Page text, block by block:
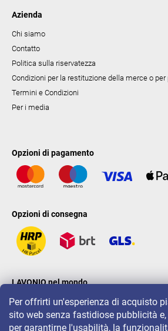
Per offrirti un'esperienza di acquisto
sito web senza fastidiose pubblicità
per garantirne l'usabilità, la
Azienda
Chi siamo
Contatto
Politica sulla riservatezza
Condizioni per la restituzione della merce o
Termini e Condizioni
Per i media
Opzioni di pagamento
Opzioni di consegna
LAVONIO nel mondo